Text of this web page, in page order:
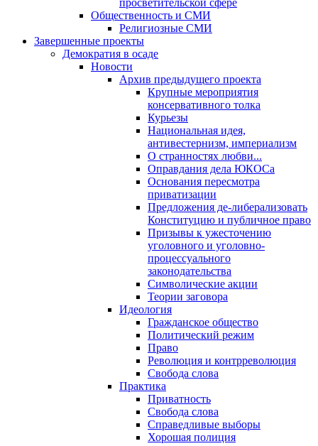
просветительской сфере
Общественность и СМИ
Религиозные СМИ
Завершенные проекты
Демократия в осаде
Новости
Архив предыдущего проекта
Крупные мероприятия
консервативного толка
Курьезы
Национальная идея,
антивестернизм, империализм
О странностях любви...
Оправдания дела ЮКОСа
Основания пересмотра
приватизации
Предложения де-либерализовать
Конституцию и публичное право
Призывы к ужесточению
уголовного и уголовно-
процессуального
законодательства
Символические акции
Теории заговора
Идеология
Гражданское общество
Политический режим
Право
Революция и контрреволюция
Свобода слова
Практика
Приватность
Свобода слова
Справедливые выборы
Хорошая полиция